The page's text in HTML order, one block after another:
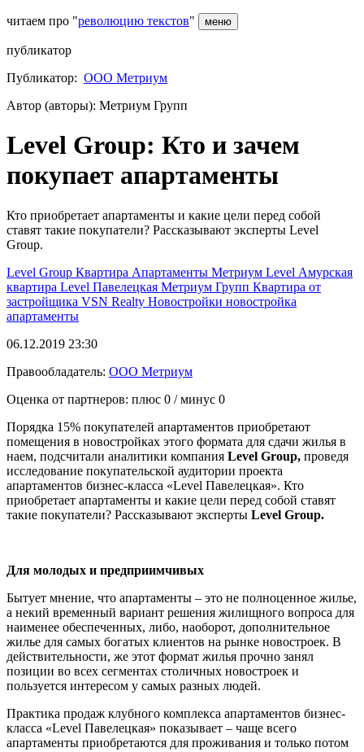
читаем про "революцию текстов" меню
публикатор
Публикатор: ООО Метриум
Автор (авторы): Метриум Групп
Level Group: Кто и зачем
покупает апартаменты
Кто приобретает апартаменты и какие цели перед собой
ставят такие покупатели? Рассказывают эксперты Level
Group.
Level Group Квартира Апартаменты Метриум Level Амурская
квартира Level Павелецкая Метриум Групп Квартира от
застройщика VSN Realty Новостройки новостройка
апартаменты
06.12.2019 23:30
Правообладатель: ООО Метриум
Оценка от партнеров: плюс 0 / минус 0
Порядка 15% покупателей апартаментов приобретают
помещения в новостройках этого формата для сдачи жилья в
наем, подсчитали аналитики компания Level Group, проведя
исследование покупательской аудитории проекта
апартаментов бизнес-класса «Level Павелецкая». Кто
приобретает апартаменты и какие цели перед собой ставят
такие покупатели? Рассказывают эксперты Level Group.
Для молодых и предприимчивых
Бытует мнение, что апартаменты – это не полноценное жилье,
а некий временный вариант решения жилищного вопроса для
наименее обеспеченных, либо, наоборот, дополнительное
жилье для самых богатых клиентов на рынке новостроек. В
действительности, же этот формат жилья прочно занял
позиции во всех сегментах столичных новостроек и
пользуется интересом у самых разных людей.
Практика продаж клубного комплекса апартаментов бизнес-
класса «Level Павелецкая» показывает – чаще всего
апартаменты приобретаются для проживания и только потом